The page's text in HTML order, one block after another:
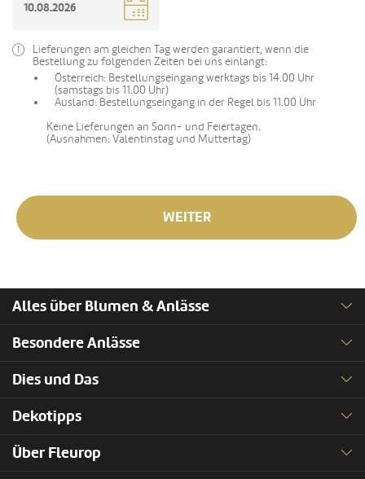
Lieferungen am gleichen Tag werden garantiert, wenn die
Bestellung zu folgenden Zeiten bei uns einlangt:
Österreich: Bestellungseingang werktags bis 14.00 Uhr
(samstags bis 11.00 Uhr)
Ausland: Bestellungseingang in der Regel bis 11.00 Uhr
Keine Lieferungen an Sonn- und Feiertagen.
(Ausnahmen: Valentinstag und Muttertag)
WEITER
Alles über Blumen & Anlässe
Besondere Anlässe
Dies und Das
Dekotipps
Über Fleurop